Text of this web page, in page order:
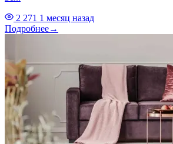
2 271 1 месяц назад
Подробнее→